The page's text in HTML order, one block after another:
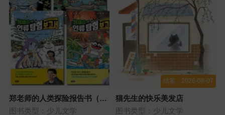
郑老师的人类探险报告书（现
11册）
图书类型：少儿文学
结案：2026-08-07
猫先生的快乐美发店
图书类型：少儿文学